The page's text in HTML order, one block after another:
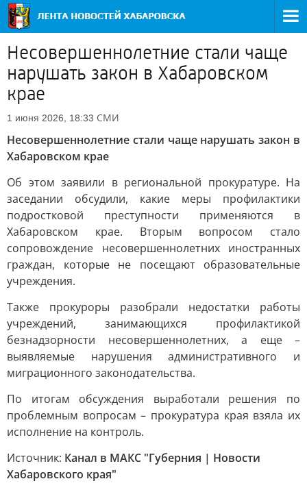
Несовершеннолетние стали чаще
нарушать закон в Хабаровском
крае
1 июня 2026, 18:33 СМИ
Несовершеннолетние стали чаще нарушать закон в
Хабаровском крае
Об этом заявили в региональной прокуратуре. На
заседании обсудили, какие меры профилактики
подростковой преступности применяются в
Хабаровском крае. Вторым вопросом стало
сопровождение несовершеннолетних иностранных
граждан, которые не посещают образовательные
учреждения.
Также прокуроры разобрали недостатки работы
учреждений, занимающихся профилактикой
безнадзорности несовершеннолетних, а еще –
выявляемые нарушения административного и
миграционного законодательства.
По итогам обсуждения выработали решения по
проблемным вопросам – прокуратура края взяла их
исполнение на контроль.
Источник: Канал в МАКС "Губерния | Новости
Хабаровского края"